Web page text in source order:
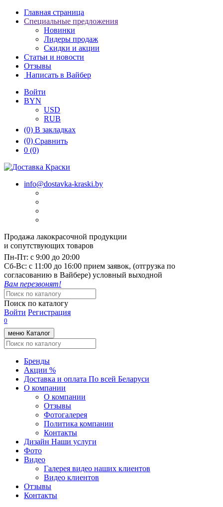
Главная страница
Специальные предложения
Новинки
Лидеры продаж
Скидки и акции
Статьи и новости
Отзывы
Написать в Вайбер
Войти
BYN
USD
RUB
(0) В закладках
(0) Сравнить
0 (0)
info@dostavka-kraski.by
Продажа лакокрасочной продукции
и сопутствующих товаров
Пн-Пт: с 9:00 до 20:00
Cб-Вс: с 11:00 до 16:00 прием заявок, (отгрузка по
согласованию в Вайбере) условный выходной
Вам перезвонят!
Поиск по каталогу
Войти Регистрация
0
меню Каталог
Бренды
Акции %
Доставка и оплата По всей Беларуси
О компании
О компании
Отзывы
Фотогалерея
Политика компании
Контакты
Дизайн Наши услуги
Фото
Видео
Галерея видео наших клиентов
Видео клиентов
Отзывы
Контакты